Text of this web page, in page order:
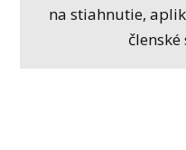
na stiahnutie,
členské